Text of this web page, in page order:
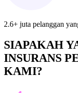
2.6+ juta pelanggan
SIAPAKAH
INSURANS
KAMI?